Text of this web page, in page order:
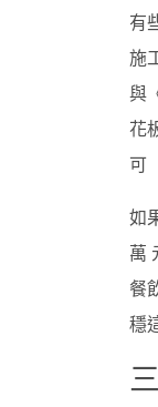
有
施
與
花
可
如
萬
餐
穩